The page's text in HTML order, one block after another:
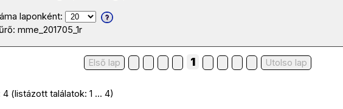
laponként:
mme_201705_1r
Első lap 1 Utolso lap
4 (listázott találatok: 1 ... 4)